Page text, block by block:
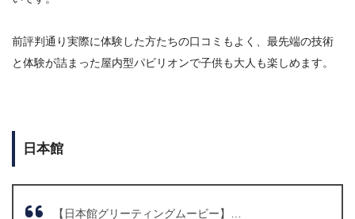
前評判通り実際に体験した方たちの口コミもよく、最先端の技術
と体験が詰まった屋内型パビリオンで子供も大人も楽しめます。
日本館
【日本館グリーティングムービー】…